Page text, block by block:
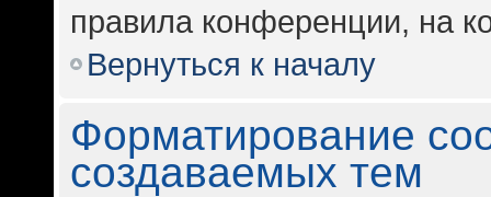
правила конференции, на
Вернуться к началу
Форматирование
создаваемых тем